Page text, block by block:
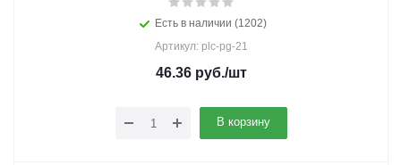
Есть в наличии (1202)
Артикул: plc-pg-21
46.36 руб./шт
В корзину